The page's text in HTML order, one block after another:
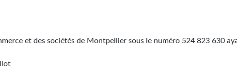
et des sociétés de Montpellier sous le numéro 524 823 630